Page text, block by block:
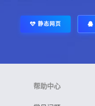
静态网页
帮助中心